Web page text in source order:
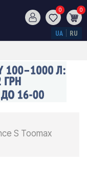
0 0
UA RU
S Toomax